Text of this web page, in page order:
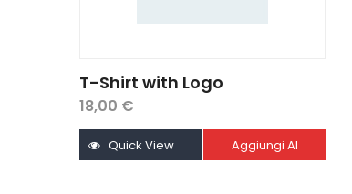
T-Shirt with Logo
18,00 €
Aggiungi Al
Quick View